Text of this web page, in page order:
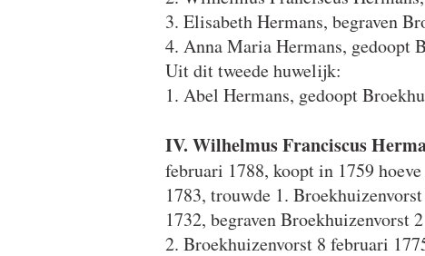
3. Elisabeth Hermans, begraven
4. Anna Maria Hermans, gedoopt
Uit dit tweede huwelijk:
1. Abel Hermans, gedoopt
IV. Wilhelmus Franciscus
februari 1788, koopt in 1759
1783, trouwde 1.
1732, begraven Broekhuizenvorst
2. Broekhuizenvorst 8 februari